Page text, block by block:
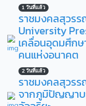
1 วันที่แล้ว
ราชมงคลสุวร
University
เคลื่อนอุดมศึก
คนแห่งอนาคต
2 วันที่แล้ว
ราชมงคลสุวร
จากภูมิปัญญาบ